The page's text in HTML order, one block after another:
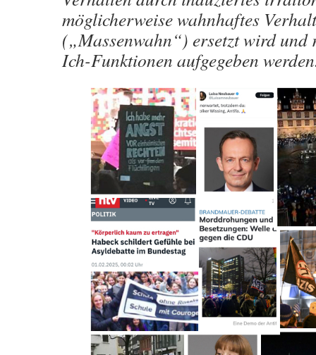
möglicherweise wahnhaftes
(„Massenwahn“) ersetzt wird und
Ich-Funktionen aufgegeben